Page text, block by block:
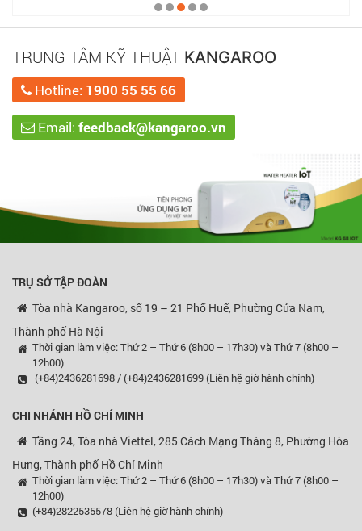
TRUNG TÂM KỸ THUẬT KANGAROO
Hotline: 1900 55 55 66
Email: feedback@kangaroo.vn
TRỤ SỞ TẬP ĐOÀN
Tòa nhà Kangaroo, số 19 – 21 Phố Huế, Phường Cửa Nam,
Thành phố Hà Nội
Thời gian làm việc: Thứ 2 – Thứ 6 (8h00 – 17h30) và Thứ 7 (8h00 –
12h00)
(+84)2436281698 / (+84)2436281699 (Liên hệ giờ hành chính)
CHI NHÁNH HỒ CHÍ MINH
Tầng 24, Tòa nhà Viettel, 285 Cách Mạng Tháng 8, Phường Hòa
Hưng, Thành phố Hồ Chí Minh
Thời gian làm việc: Thứ 2 – Thứ 6 (8h00 – 17h30) và Thứ 7 (8h00 –
12h00)
(+84)2822535578 (Liên hệ giờ hành chính)